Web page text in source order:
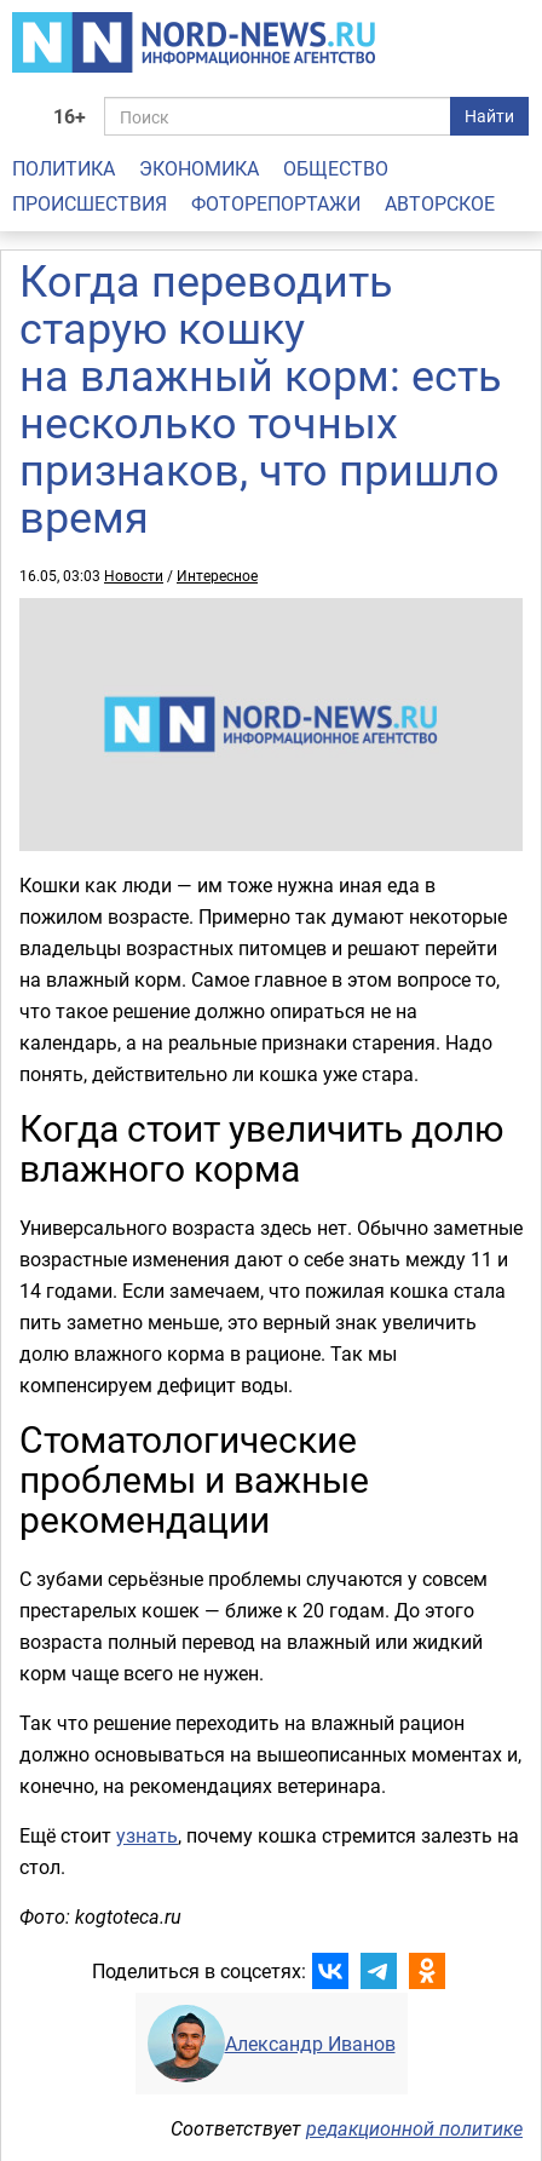
16+ Найти
ПОЛИТИКА ЭКОНОМИКА
ОБЩЕСТВО
ПРОИСШЕСТВИЯ
ФОТОРЕПОРТАЖИ АВТОРСКОЕ
Когда переводить
старую кошку
на влажный корм: есть
несколько точных
признаков, что пришло
время
16.05, 03:03 Новости / Интересное
Кошки как люди — им тоже нужна иная еда в
пожилом возрасте. Примерно так думают некоторые
владельцы возрастных питомцев и решают перейти
на влажный корм. Самое главное в этом вопросе то,
что такое решение должно опираться не на
календарь, а на реальные признаки старения. Надо
понять, действительно ли кошка уже стара.
Когда стоит увеличить долю
влажного корма
Универсального возраста здесь нет. Обычно заметные
возрастные изменения дают о себе знать между 11 и
14 годами. Если замечаем, что пожилая кошка стала
пить заметно меньше, это верный знак увеличить
долю влажного корма в рационе. Так мы
компенсируем дефицит воды.
Стоматологические
проблемы и важные
рекомендации
С зубами серьёзные проблемы случаются у совсем
престарелых кошек — ближе к 20 годам. До этого
возраста полный перевод на влажный или жидкий
корм чаще всего не нужен.
Так что решение переходить на влажный рацион
должно основываться на вышеописанных моментах и,
конечно, на рекомендациях ветеринара.
Ещё стоитузнать, почему кошка стремится залезть на
стол.
Фото: kogtoteca.ru
Поделиться в соцсетях:
Александр Иванов
Соответствуетредакционной политике